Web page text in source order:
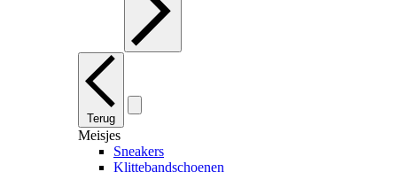
Terug
Meisjes
Sneakers
Klittebandschoenen